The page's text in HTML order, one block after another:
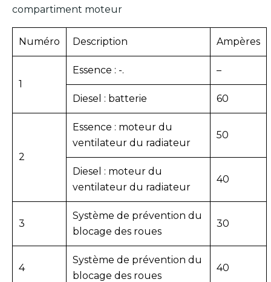
compartiment moteur
Numéro Description Ampères
1
Essence : -. –
Diesel : batterie 60
2
Essence : moteur du
ventilateur du radiateur
50
Diesel : moteur du
ventilateur du radiateur
40
3
Système de prévention du
blocage des roues
30
4
Système de prévention du
blocage des roues
40